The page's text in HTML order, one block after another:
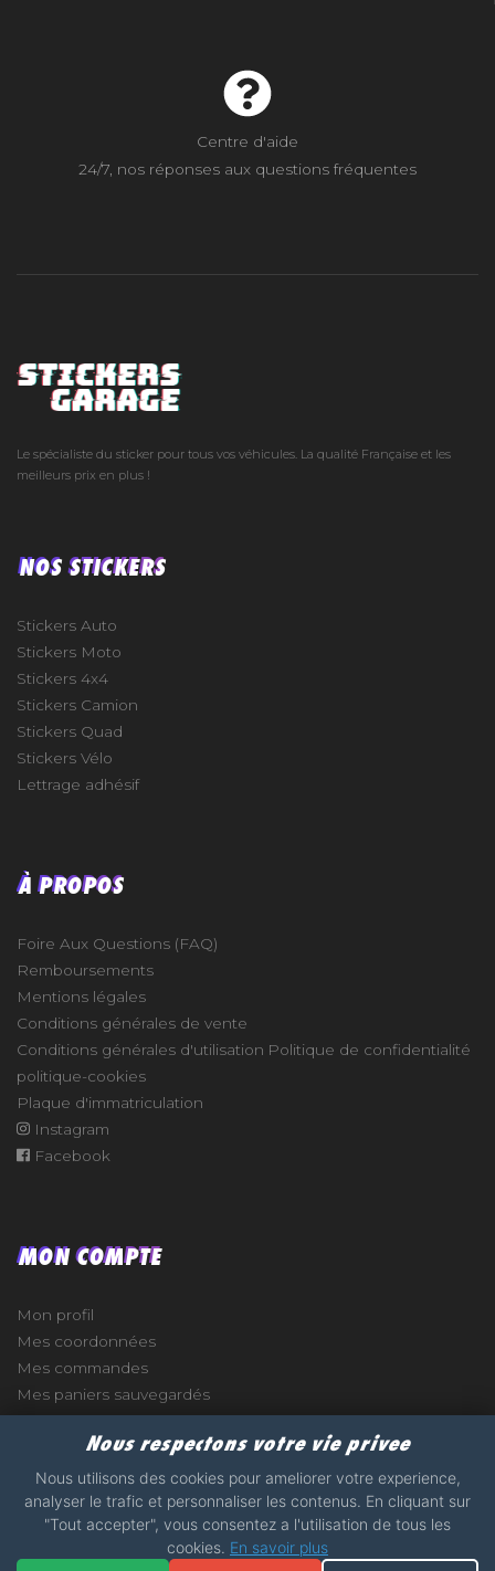
Centre d'aide
24/7, nos réponses aux questions fréquentes
Le spécialiste du sticker pour tous vos véhicules. La qualité Française et les
meilleurs prix en plus !
NOS STICKERS
Stickers Auto
Stickers Moto
Stickers 4x4
Stickers Camion
Stickers Quad
Stickers Vélo
Lettrage adhésif
À PROPOS
Foire Aux Questions (FAQ)
Remboursements
Mentions légales
Conditions générales de vente
Conditions générales d'utilisation Politique de confidentialité
politique-cookies
Plaque d'immatriculation
Instagram
Facebook
MON COMPTE
Mon profil
Mes coordonnées
Mes commandes
Mes paniers sauvegardés
2017 - 2026 - STICKERS-GARAGE.COM - MADE WITH
Nous respectons votre vie privee
Nous utilisons des cookies pour ameliorer votre experience,
analyser le trafic et personnaliser les contenus. En cliquant sur
"Tout accepter", vous consentez a l'utilisation de tous les
cookies. En savoir plus